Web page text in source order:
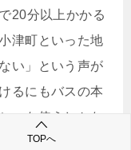
20分以上かかる
津町といった地
い」という声が
るにもバスの本
ーを使うしかな
TOPへ